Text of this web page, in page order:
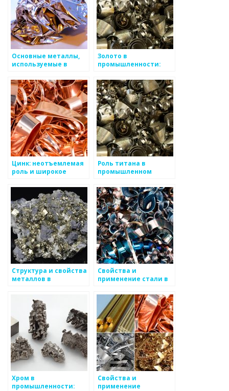
Основные металлы,
используемые в
Золото в
промышленности:
применение в
технологиях
Цинк: неотъемлемая
роль и широкое
промышленности
Роль титана в
промышленном
Структура и свойства
металлов в
Свойства и
применение стали в
Хром в
промышленности:
Свойства и
применение